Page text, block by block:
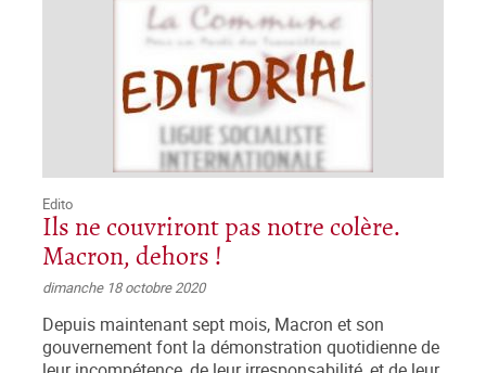
Edito
Ils ne couvriront pas notre colère.
Macron, dehors !
dimanche 18 octobre 2020
Depuis maintenant sept mois, Macron et son
gouvernement font la démonstration quotidienne de